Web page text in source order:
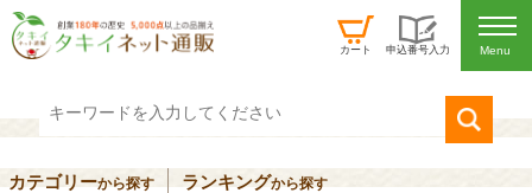
カート 申込番号入力
カテゴリーから探す
ランキングから探す